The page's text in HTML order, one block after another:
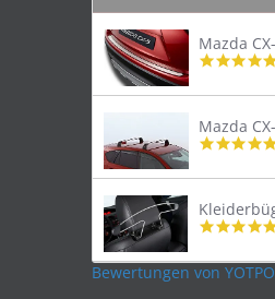
Bewertungen von YOTPO